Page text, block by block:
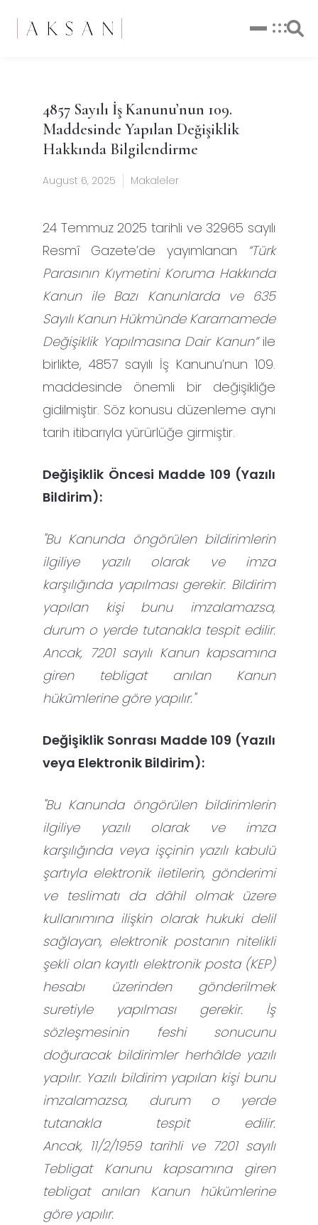
4857 Sayılı İş Kanunu’nun 109.
Maddesinde Yapılan Değişiklik
Hakkında Bilgilendirme
August 6, 2025 Makaleler
24 Temmuz 2025 tarihli ve 32965 sayılı
Resmî Gazete’de yayımlanan
“Türk
Parasının Kıymetini Koruma Hakkında
Kanun ile Bazı Kanunlarda ve 635
Sayılı Kanun Hükmünde Kararnamede
Değişiklik Yapılmasına Dair Kanun”ile
birlikte, 4857 sayılı İş Kanunu’nun 109.
maddesinde önemli bir değişikliğe
gidilmiştir. Söz konusu düzenleme aynı
tarih itibarıyla yürürlüğe girmiştir.
Değişiklik Öncesi Madde 109 (Yazılı
Bildirim):
"Bu Kanunda öngörülen bildirimlerin
ilgiliye yazılı olarak ve imza
karşılığında yapılması gerekir. Bildirim
yapılan kişi bunu imzalamazsa,
durum o yerde tutanakla tespit edilir.
Ancak, 7201 sayılı Kanun kapsamına
giren tebligat anılan Kanun
hükümlerine göre yapılır."
Değişiklik Sonrası Madde 109 (Yazılı
veya Elektronik Bildirim):
"Bu Kanunda öngörülen bildirimlerin
ilgiliye yazılı olarak ve imza
karşılığında veya işçinin yazılı kabulü
şartıyla elektronik iletilerin, gönderimi
ve teslimatı da dâhil olmak üzere
kullanımına ilişkin olarak hukuki delil
sağlayan, elektronik postanın nitelikli
şekli olan kayıtlı elektronik posta (KEP)
hesabı üzerinden gönderilmek
suretiyle yapılması gerekir. İş
sözleşmesinin feshi sonucunu
doğuracak bildirimler herhâlde yazılı
yapılır. Yazılı bildirim yapılan kişi bunu
imzalamazsa, durum o yerde
tutanakla tespit edilir.
Ancak, 11/2/1959 tarihli ve 7201 sayılı
Tebligat Kanunu kapsamına giren
tebligat anılan Kanun hükümlerine
göre yapılır.